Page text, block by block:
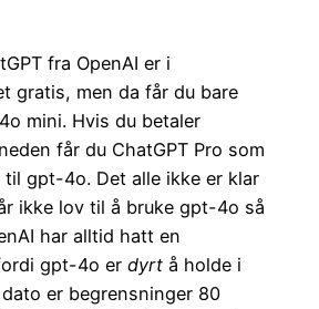
fra OpenAI er i
gratis, men da får du bare
mini. Hvis du betaler
får du ChatGPT Pro som
gpt-4o. Det alle ikke er klar
ikke lov til å bruke gpt-4o så
har alltid hatt en
gpt-4o er dyrt å holde i
er begrensninger 80